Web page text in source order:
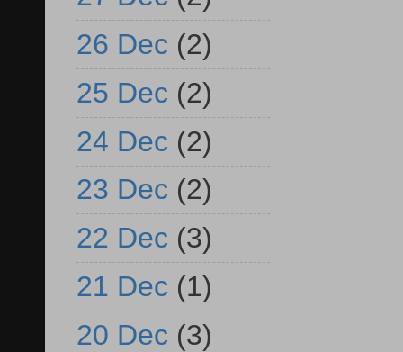
26 Dec (2)
25 Dec (2)
24 Dec (2)
23 Dec (2)
22 Dec (3)
21 Dec (1)
20 Dec (3)